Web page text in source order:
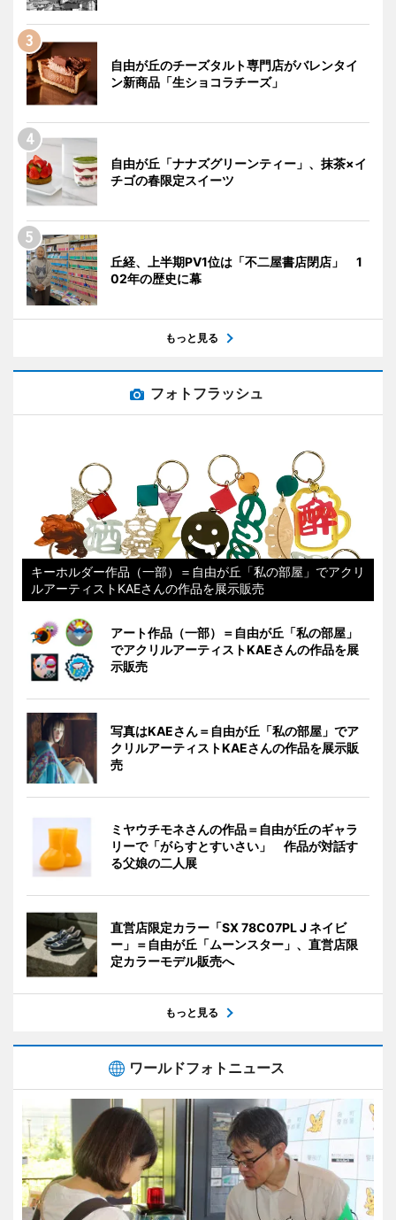
自由が丘のチーズタルト専門店がバレンタイ
ン新商品「生ショコラチーズ」
自由が丘「ナナズグリーンティー」、抹茶×イ
チゴの春限定スイーツ
丘経、上半期PV1位は「不二屋書店閉店」 1
02年の歴史に幕
もっと見る
フォトフラッシュ
キーホルダー作品（一部）＝自由が丘「私の部屋」でアクリ
ルアーティストKAEさんの作品を展示販売
アート作品（一部）＝自由が丘「私の部屋」
でアクリルアーティストKAEさんの作品を展
示販売
写真はKAEさん＝自由が丘「私の部屋」でア
クリルアーティストKAEさんの作品を展示販
売
ミヤウチモネさんの作品＝自由が丘のギャラ
リーで「がらすとすいさい」 作品が対話す
る父娘の二人展
直営店限定カラー「SX 78C07PL J ネイビ
ー」＝自由が丘「ムーンスター」、直営店限
定カラーモデル販売へ
もっと見る
ワールドフォトニュース